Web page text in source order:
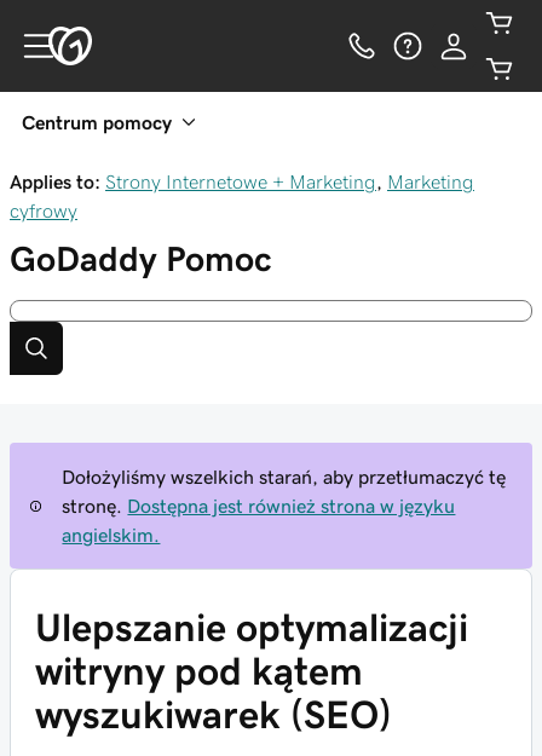
Centrum pomocy
Applies to: Strony Internetowe + Marketing
Marketing
cyfrowy
GoDaddy Pomoc
Dołożyliśmy wszelkich starań, aby przetłumaczyć tę
stronę.
Dostępna jest również strona w języku
angielskim.
Ulepszanie optymalizacji
witryny pod kątem
wyszukiwarek (SEO)